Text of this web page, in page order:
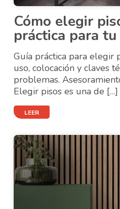
Cómo elegir
práctica para
Guía práctica para elegir
uso, colocación y claves
problemas.
Elegir pisos es una de […]
LEER